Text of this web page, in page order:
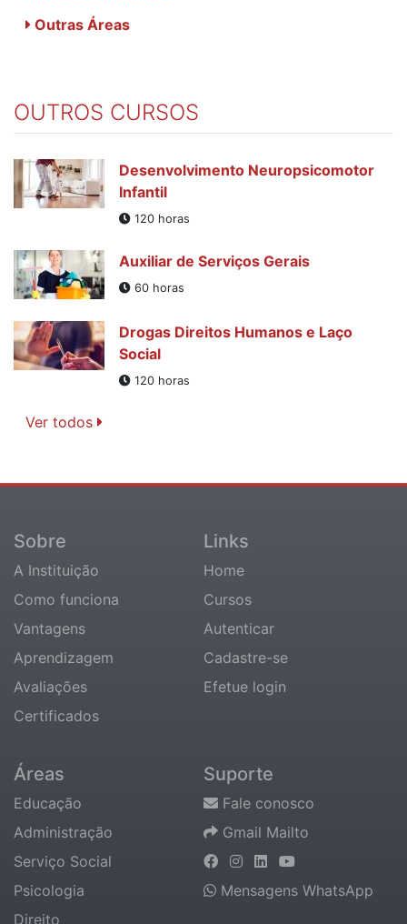
Outras Áreas
OUTROS CURSOS
Desenvolvimento Neuropsicomotor
Infantil
120 horas
Auxiliar de Serviços Gerais
60 horas
Drogas Direitos Humanos e Laço
Social
120 horas
Ver todos
Sobre
A Instituição
Como funciona
Vantagens
Aprendizagem
Avaliações
Certificados
Links
Home
Cursos
Autenticar
Cadastre-se
Efetue login
Áreas
Educação
Administração
Serviço Social
Psicologia
Direito
Suporte
Fale conosco
Gmail Mailto
Mensagens WhatsApp